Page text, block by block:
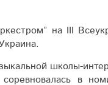
на IІІ
школы-
в